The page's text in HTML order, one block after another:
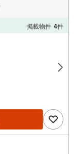
掲載物件 4件